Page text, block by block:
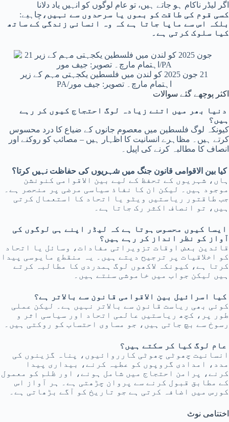
اگر لیڈر ناکام ہو جاتے ہیں، تو عام لوگوں کو انہیں یاد دلانا
چاہیے: کسی قوم کی طاقت کو بموں یا سرحدوں سے نہیں،
بلکہ اس سے ماپا جاتا ہے کہ وہ انسانی زندگی کے ساتھ
کیا سلوک کرتی ہے۔
21 جون 2025 کو لندن میں فلسطین یکجہتی مہم کے زیر
اہتمام مارچ۔ تصویر: جیف مور/PA
اکثر پوچھے گئے سوالات
دنیا بھر میں اتنے زیادہ لوگ احتجاج کیوں کر رہے
ہیں؟
کیونکہ لوگ فلسطین میں معصوم جانوں کے ضیاع کا درد محسوس
کرتے ہیں۔ مظاہرے انسانیت کا اظہار ہیں – مصائب کو روکنے اور
انصاف کا مطالبہ کرنے کی اپیل۔
کیا بین الاقوامی قانون جنگ میں شہریوں کی حفاظت نہیں کرتا؟
ہاں، شہریوں کے تحفظ کے لیے بین الاقوامی کنونشن
موجود ہیں۔ لیکن ان کا نفاذ سیاسی مرضی پر منحصر ہے۔
جب طاقتور ریاستیں ویٹو یا اتحاد کا استعمال کرتی
ہیں، تو انصاف اکثر رک جاتا ہے۔
ایسا کیوں محسوس ہوتا ہے کہ لیڈر اپنے ہی لوگوں کی
آواز کو نظر انداز کر رہے ہیں؟
قائدین بعض اوقات تزویراتی مفادات، وسائل یا اتحاد
کو اخلاقیات پر ترجیح دیتے ہیں۔ یہ منقطع مایوسی پیدا
کرتا ہے، کیونکہ لاکھوں لوگ ہمدردی کا مطالبہ کرتے
ہیں لیکن جواب میں خاموشی سنتے ہیں۔
کیا اسرائیل بین الاقوامی قانون سے بالاتر ہے؟
کوئی بھی ریاست قانون سے بالاتر نہیں ہے۔ لیکن عملی
طور پر، کچھ ریاستیں عالمی اتحاد اور سیاسی اثر و
رسوخ سے بچ جاتی ہیں، جو مساوی احتساب کو روکتی ہیں۔
عام لوگ کیا کر سکتے ہیں؟
انسانیت چھوٹی چھوٹی کارروائیوں، پناہ گزینوں کی
مدد، امدادی گروپوں کو عطیہ کرنے، بیداری پیدا
کرنے، پرامن احتجاج میں شامل ہونے، اور ظلم کو معمول
کے مطابق قبول کرنے سے پروان چڑھتی ہے۔ ہر آواز اس
کورس میں اضافہ کرتی ہے جو تاریخ کو آگے بڑھاتی ہے۔
اختتامی نوٹ